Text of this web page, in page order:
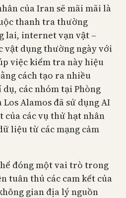
của Iran sẽ mãi mãi là
thanh tra thường
lai, internet vạn vật –
vật dụng thường ngày với
việc kiểm tra này hiệu
cách tạo ra nhiều
các nhóm tại Phòng
Alamos đã sử dụng AI
của các vụ thử hạt nhân
liệu từ các mạng cảm
đóng một vai trò trong
tuân thủ các cam kết của
gian địa lý nguồn